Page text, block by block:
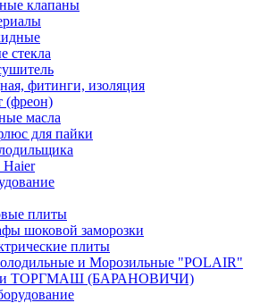
клапаны
стекла
фитинги, изоляция
(фреон)
масла
для пайки
плиты
шоковой заморозки
плиты
и Морозильные "POLAIR"
ТОРГМАШ (БАРАНОВИЧИ)